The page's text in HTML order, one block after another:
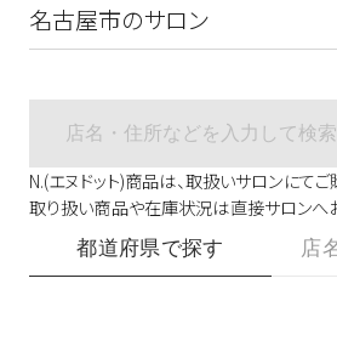
名古屋市のサロン
N.(エヌドット)商品は、取扱いサロンにてご
取り扱い商品や在庫状況は直接サロンへ
都道府県で探す 店